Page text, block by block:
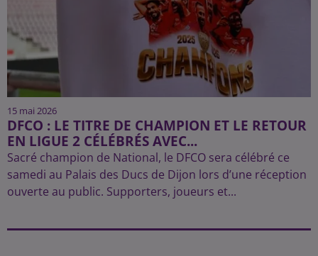
15 mai 2026
DFCO : LE TITRE DE CHAMPION ET LE RETOUR
EN LIGUE 2 CÉLÉBRÉS AVEC...
Sacré champion de National, le DFCO sera célébré ce
samedi au Palais des Ducs de Dijon lors d’une réception
ouverte au public. Supporters, joueurs et...